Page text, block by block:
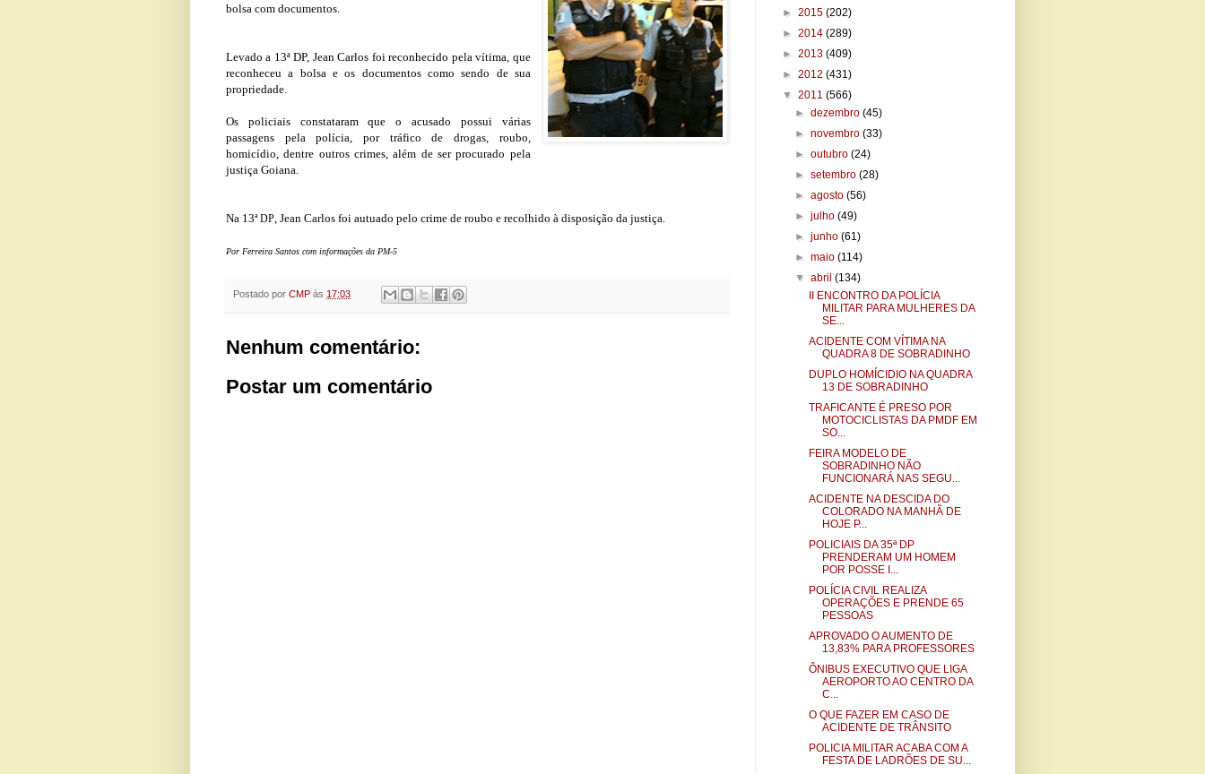
bolsa com documentos.
Levado a 13ª DP, Jean Carlos foi reconhecido pela vítima, que
reconheceu a bolsa e os documentos como sendo de sua
propriedade.
Os policiais constataram que o acusado possui várias
passagens pela polícia, por tráfico de drogas, roubo,
homicídio, dentre outros crimes, além de ser procurado pela
justiça Goiana.
Na 13ª DP , Jean Carlos foi autuado pelo crime de roubo e recolhido à disposição da justiça.
Por Ferreira Santos com informações da PM-5
Postado por CMP às 17:03
Nenhum comentário:
Postar um comentário
► 2015 (202)
► 2014 (289)
► 2013 (409)
► 2012 (431)
▼ 2011 (566)
►dezembro(45)
►novembro(33)
►outubro(24)
►setembro(28)
►agosto(56)
►julho(49)
►junho(61)
►maio(114)
▼abril(134)
II ENCONTRO DA POLÍCIA
MILITAR PARA MULHERES DA
SE...
ACIDENTE COM VÍTIMA NA
QUADRA 8 DE SOBRADINHO
DUPLO HOMÍCIDIO NA QUADRA
13 DE SOBRADINHO
TRAFICANTE É PRESO POR
MOTOCICLISTAS DA PMDF EM
SO...
FEIRA MODELO DE
SOBRADINHO NÃO
FUNCIONARÁ NAS SEGU...
ACIDENTE NA DESCIDA DO
COLORADO NA MANHÃ DE
HOJE P...
POLICIAIS DA 35ª DP
PRENDERAM UM HOMEM
POR POSSE I...
POLÍCIA CIVIL REALIZA
OPERAÇÕES E PRENDE 65
PESSOAS
APROVADO O AUMENTO DE
13,83% PARA PROFESSORES
ÔNIBUS EXECUTIVO QUE LIGA
AEROPORTO AO CENTRO DA
C...
O QUE FAZER EM CASO DE
ACIDENTE DE TRÂNSITO
POLICIA MILITAR ACABA COM A
FESTA DE LADRÕES DE SU...